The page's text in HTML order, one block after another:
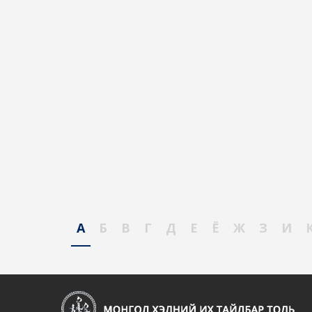
А Б В Г Д Е Ё Ж З И